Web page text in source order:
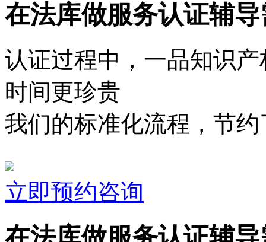
在法库做服务认证辅
认证过程中，一品知识
时间更珍贵
我们的标准化流程，节
立即预约咨询